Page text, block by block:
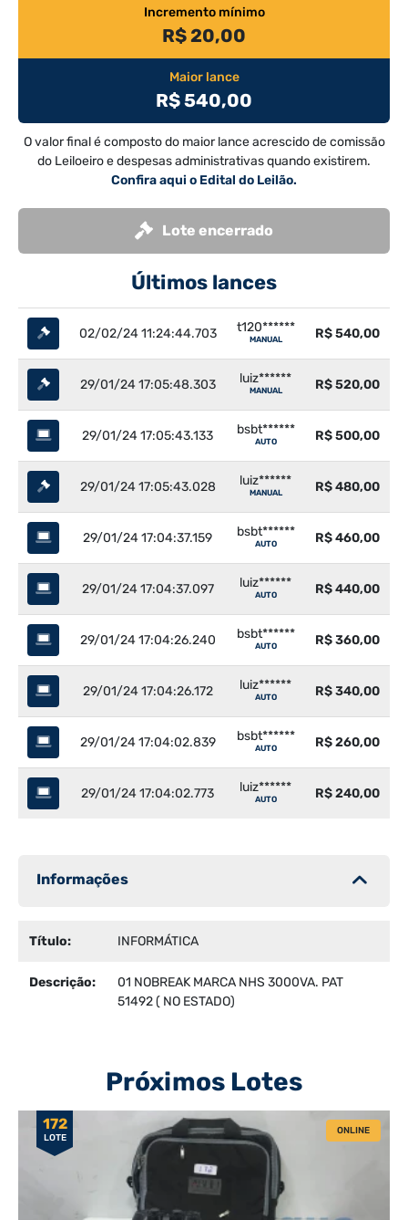
Incremento mínimo
R$ 20,00
Maior lance
R$ 540,00
O valor final é composto do maior lance acrescido de comissão
do Leiloeiro e despesas administrativas quando existirem.
Confira aqui o Edital do Leilão.
Lote encerrado
Últimos lances
02/02/24 11:24:44.703 t120******
MANUAL R$ 540,00
29/01/24 17:05:48.303 luiz******
MANUAL R$ 520,00
29/01/24 17:05:43.133 bsbt******
AUTO R$ 500,00
29/01/24 17:05:43.028 luiz******
MANUAL R$ 480,00
29/01/24 17:04:37.159 bsbt******
AUTO R$ 460,00
29/01/24 17:04:37.097 luiz******
AUTO R$ 440,00
29/01/24 17:04:26.240 bsbt******
AUTO R$ 360,00
29/01/24 17:04:26.172 luiz******
AUTO R$ 340,00
29/01/24 17:04:02.839 bsbt******
AUTO R$ 260,00
29/01/24 17:04:02.773 luiz******
AUTO R$ 240,00
Informações
Título: INFORMÁTICA
Descrição:
01 NOBREAK MARCA NHS 3000VA. PAT
51492 ( NO ESTADO)
Próximos Lotes
172
LOTE
ONLINE